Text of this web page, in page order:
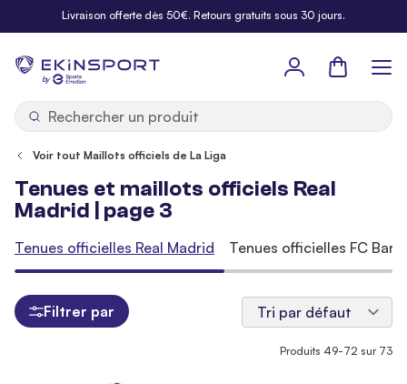
Allez au contenuLivraison offerte dès 50€. Retours gratuits sous 30 jours.
by
Panier
Voir tout Maillots officiels de La Liga
Tenues et maillots officiels Real
Madrid | page 3
Produits 49-72 sur 73
Tenues officielles Real Madrid Tenues officielles FC
Filtrer par